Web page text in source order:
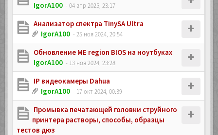
IgorA100 - 04 апр 2025, 23:17
Анализатор спектра TinySA Ultra
IgorA100 - 25 ноя 2024, 20:54
Обновление ME region BIOS на ноутбуках
IgorA100 - 13 ноя 2024, 23:28
IP видеокамеры Dahua
IgorA100 - 17 окт 2024, 00:39
Промывка печатающей головки струйного
принтера растворы, способы, образцы
тестов дюз